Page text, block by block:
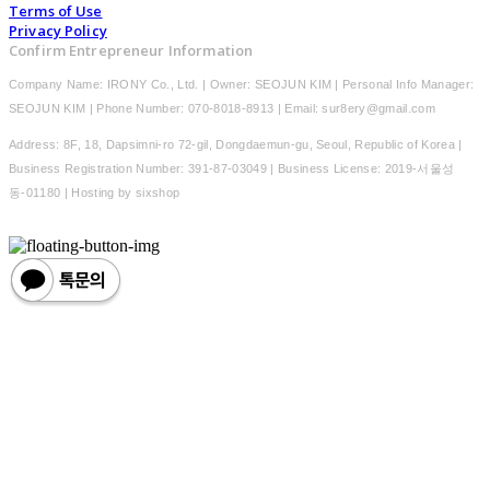
Terms of Use
Privacy Policy
Confirm Entrepreneur Information
Company Name: IRONY Co., Ltd. | Owner: SEOJUN KIM | Personal Info Manager:
SEOJUN KIM | Phone Number: 070-8018-8913 | Email: sur8ery@gmail.com
Address: 8F, 18, Dapsimni-ro 72-gil, Dongdaemun-gu, Seoul, Republic of Korea |
Business Registration Number: 391-87-03049| Business License: 2019-서울성
동-01180 | Hosting by sixshop